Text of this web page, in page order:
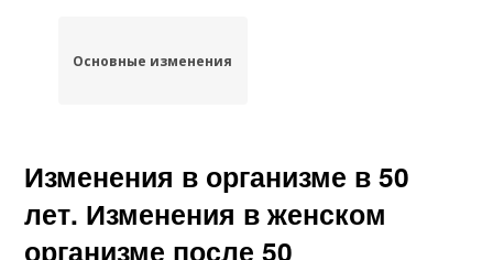
Основные изменения
Изменения в организме в 50
лет. Изменения в женском
организме после 50